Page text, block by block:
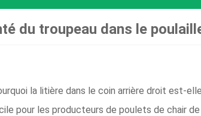
du troupeau dans le
la litière dans le coin arrière droit est-
pour les producteurs de poulets de chair